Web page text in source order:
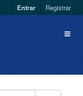
Entrar Registrar